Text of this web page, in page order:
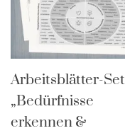
Arbeitsblätter-Set
„Bedürfnisse
erkennen &